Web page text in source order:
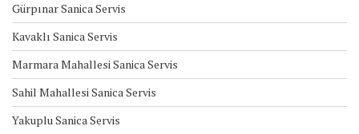
Gürpınar Sanica Servis
Kavaklı Sanica Servis
Marmara Mahallesi Sanica Servis
Sahil Mahallesi Sanica Servis
Yakuplu Sanica Servis